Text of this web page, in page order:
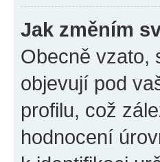
Jak změním
Obecně vzato,
objevují pod
profilu, což
hodnocení